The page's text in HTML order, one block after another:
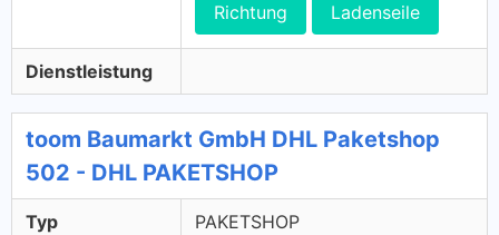
Richtung Ladenseile
Dienstleistung
toom Baumarkt GmbH DHL Paketshop
502 - DHL PAKETSHOP
Typ PAKETSHOP